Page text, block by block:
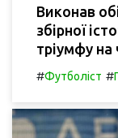
Виконав
збірної
тріумфу на
#Футболіст #